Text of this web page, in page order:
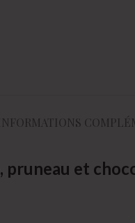
pruneau et